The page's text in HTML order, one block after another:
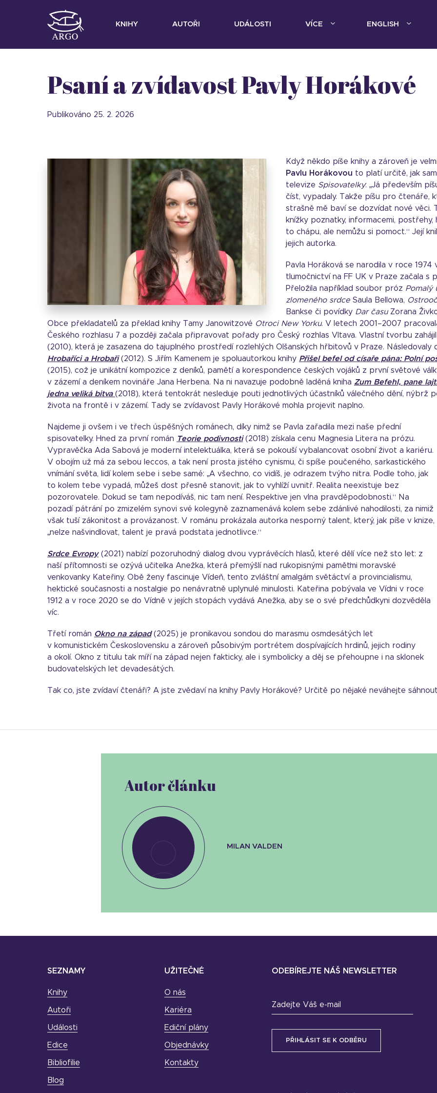
KNIHY AUTOŘI UDÁLOSTI VÍCE ENGLISH
Psaní a zvídavost Pavly Horákové
Publikováno 25. 2. 2026
Když někdo píše knihy a zároveň je
Pavlu Horákovou to platí určitě, jak
televize Spisovatelky: „Já především
číst, vypadaly. Takže píšu pro čtenáře,
strašně mě baví se dozvídat nové věci.
knížky poznatky, informacemi,
to chápu, ale nemůžu si pomoct.“ Její
jejich autorka.
Pavla Horáková se narodila v roce
tlumočnictví na FF UK v Praze začala
Přeložila například soubor próz Pomalý
zlomeného srdce Saula Bellowa,
Bankse či povídky Dar časuZorana
Obce překladatelů za překlad knihy Tamy Janowitzové Otroci New Yorku. V letech 2001–2007
Českého rozhlasu 7 a později začala připravovat pořady pro Český rozhlas Vltava. Vlastní tvorbu
(2010), která je zasazena do tajuplného prostředí rozlehlých Olšanských hřbitovů v Praze. Následovaly
Hrobaříci a Hrobaři(2012). S Jiřím Kamenem je spoluautorkou knihy Přišel befel od císaře pána: Polní
(2015), což je unikátní kompozice z deníků, pamětí a korespondence českých vojáků z první světové
v zázemí a deníkem novináře Jana Herbena. Na ni navazuje podobně laděná kniha Zum Befehl, pane
jedna veliká bitva (2018), která tentokrát nesleduje pouti jednotlivých účastníků válečného dění, nýbrž
života na frontě i v zázemí. Tady se zvídavost Pavly Horákové mohla projevit naplno.
Najdeme ji ovšem i ve třech úspěšných románech, díky nimž se Pavla zařadila mezi naše přední
spisovatelky. Hned za první román Teorie podivnosti(2018) získala cenu Magnesia Litera na prózu.
Vypravěčka Ada Sabová je moderní intelektuálka, která se pokouší vybalancovat osobní život a kariéru.
V obojím už má za sebou leccos, a tak není prosta jistého cynismu, či spíše poučeného, sarkastického
vnímání světa, lidí kolem sebe i sebe samé: „A všechno, co vidíš, je odrazem tvýho nitra. Podle toho, jak
to kolem tebe vypadá, můžeš dost přesně stanovit, jak to vyhlíží uvnitř. Realita neexistuje bez
pozorovatele. Dokud se tam nepodíváš, nic tam není. Respektive jen vlna pravděpodobnosti.“ Na
pozadí pátrání po zmizelém synovi své kolegyně zaznamenává kolem sebe zdánlivé nahodilosti, za nimiž
však tuší zákonitost a provázanost. V románu prokázala autorka nesporný talent, který, jak píše v knize,
„nelze našvindlovat, talent je pravá podstata jednotlivce.“
Srdce Evropy(2021) nabízí pozoruhodný dialog dvou vyprávěcích hlasů, které dělí více než sto let: z
naší přítomnosti se ozývá učitelka Anežka, která přemýšlí nad rukopisnými paměťmi moravské
venkovanky Kateřiny. Obě ženy fascinuje Vídeň, tento zvláštní amalgám světáctví a provincialismu,
hektické současnosti a nostalgie po nenávratně uplynulé minulosti. Kateřina pobývala ve Vídni v roce
1912 a v roce 2020 se do Vídně v jejích stopách vydává Anežka, aby se o své předchůdkyni dozvěděla
víc.
Třetí román Okno na západ(2025) je pronikavou sondou do marasmu osmdesátých let
v komunistickém Československu a zároveň působivým portrétem dospívajících hrdinů, jejich rodiny
a okolí. Okno z titulu tak míří na západ nejen fakticky, ale i symbolicky a děj se přehoupne i na sklonek
budovatelských let devadesátých.
Tak co, jste zvídaví čtenáři? A jste zvědaví na knihy Pavly Horákové? Určitě po nějaké neváhejte
Autor článku
MILAN VALDEN
SEZNAMY
Knihy
Autoři
Události
Edice
Bibliofilie
Blog
UŽITEČNÉ
O nás
Kariéra
Ediční plány
Objednávky
Kontakty
ODEBÍREJTE NÁŠ NEWSLETTER
Zadejte Váš e-mail